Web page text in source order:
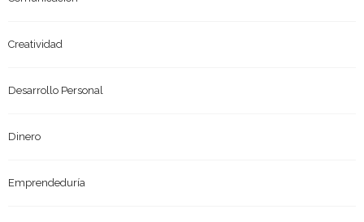
Creatividad
Desarrollo Personal
Dinero
Emprendeduría